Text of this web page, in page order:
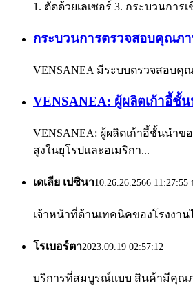
1. ตัดด้วยเลเซอร์ 3. กระบวนกา
กระบวนการตรวจสอบคุณภ
VENSANEA มีระบบตรวจสอบ
VENSANEA: ผู้ผลิตเก้าอี้ชั้
VENSANEA: ผู้ผลิตเก้าอี้ชั้นนำ
สูงในยุโรปและอเมริกา...
เดเลีย เปซินา10.26.26.2566 11:27:55
เจ้าหน้าที่ด้านเทคนิคของโรงงา
โรเบอร์ตา2023.09.19 02:57:12
บริการที่สมบูรณ์แบบ สินค้ามีคุณภ